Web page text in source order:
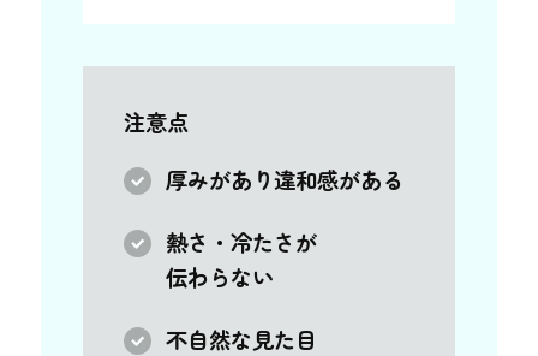
注意点
厚みがあり違和感がある
熱さ・冷たさが
伝わらない
不自然な見た目